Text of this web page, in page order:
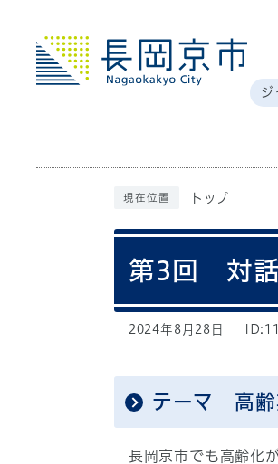
ジ
現在位置 トップ
第3回 対話
2024年8月28日
テーマ 高齢
長岡京市でも高齢化